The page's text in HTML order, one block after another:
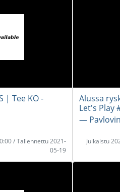
| Tee KO -
/ Tallennettu 2021-
05-19
Alussa
Let's Play
―
Julkaistu